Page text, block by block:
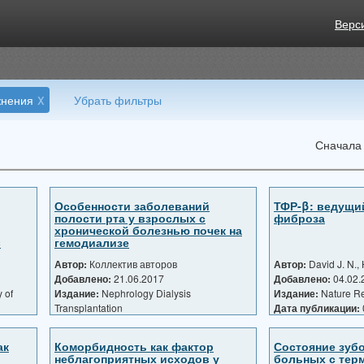
x Убрать фильтры
of
Особенности заболеваний
полости рта у взрослых с
хронической болезнью почек на
гемодиализе
Автор: Коллектив авторов
Добавлено: 21.06.2017
Издание: Nephrology Dialysis
Transplantation
ТФР-β:
фиброза
Автор: David J. N.,
Добавлено:
Издание: Nature
Дата публикации:
Коморбидность как фактор
неблагоприятных исходов у
Состояние
больных с